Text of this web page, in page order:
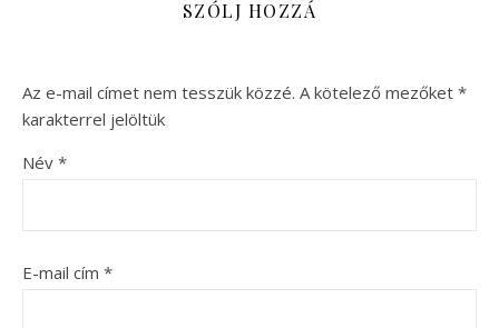
SZÓLJ HOZZÁ
Az e-mail címet nem tesszük közzé. A kötelező mezőket *
karakterrel jelöltük
Név *
E-mail cím *